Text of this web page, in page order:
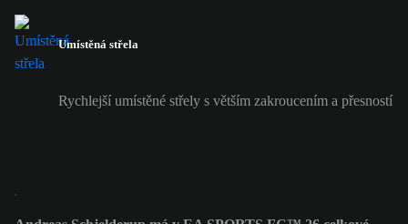
Umístěná střela
Rychlejší umístěné střely s větším zakroucením a přesností